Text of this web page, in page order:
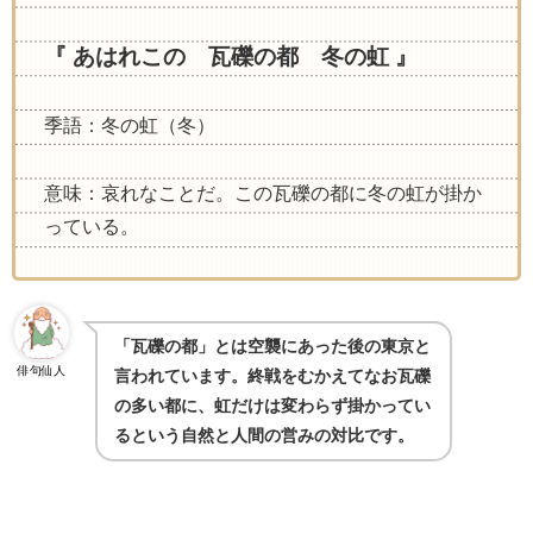
『 あはれこの 瓦礫の都 冬の虹 』
季語：冬の虹（冬）
意味：哀れなことだ。この瓦礫の都に冬の虹が掛か
っている。
俳句仙人
「瓦礫の都」とは空襲にあった後の東京と
言われています。終戦をむかえてなお瓦礫
の多い都に、虹だけは変わらず掛かってい
るという自然と人間の営みの対比です。